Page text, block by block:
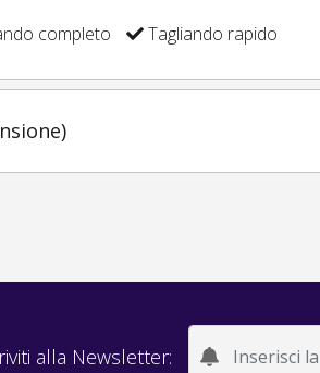
completo Tagliando rapido
alla Newsletter: